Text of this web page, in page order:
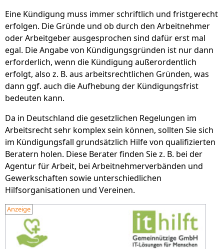
Eine Kündigung muss immer schriftlich und fristgerecht
erfolgen. Die Gründe und ob durch den Arbeitnehmer
oder Arbeitgeber ausgesprochen sind dafür erst mal
egal. Die Angabe von Kündigungsgründen ist nur dann
erforderlich, wenn die Kündigung außerordentlich
erfolgt, also z. B. aus arbeitsrechtlichen Gründen, was
dann ggf. auch die Aufhebung der Kündigungsfrist
bedeuten kann.
Da in Deutschland die gesetzlichen Regelungen im
Arbeitsrecht sehr komplex sein können, sollten Sie sich
im Kündigungsfall grundsätzlich Hilfe von qualifizierten
Beratern holen. Diese Berater finden Sie z. B. bei der
Agentur für Arbeit, bei Arbeitnehmerverbänden und
Gewerkschaften sowie unterschiedlichen
Hilfsorganisationen und Vereinen.
Anzeige